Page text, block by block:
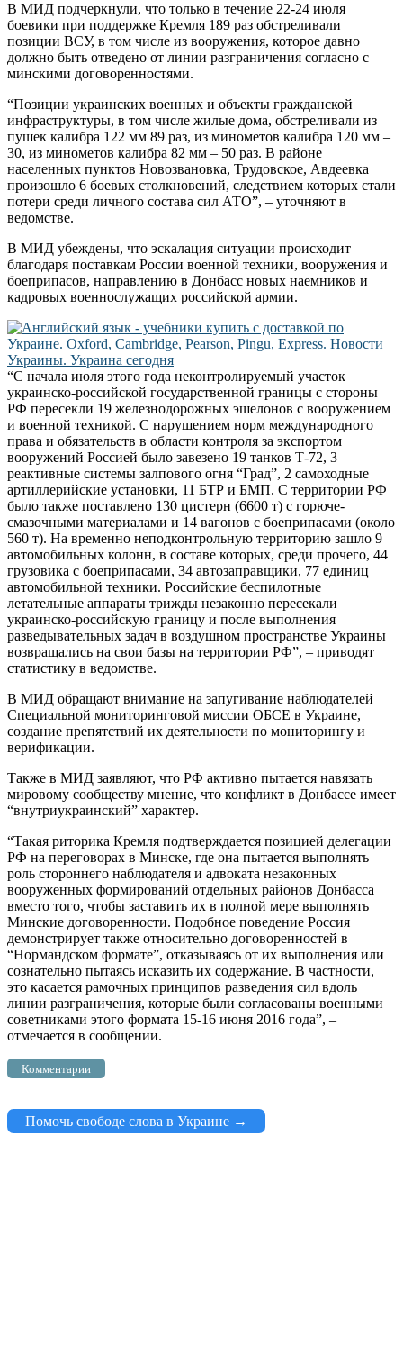
В МИД подчеркнули, что только в течение 22-24 июля
боевики при поддержке Кремля 189 раз обстреливали
позиции ВСУ, в том числе из вооружения, которое давно
должно быть отведено от линии разграничения согласно с
минскими договоренностями.
“Позиции украинских военных и объекты гражданской
инфраструктуры, в том числе жилые дома, обстреливали из
пушек калибра 122 мм 89 раз, из минометов калибра 120 мм –
30, из минометов калибра 82 мм – 50 раз. В районе
населенных пунктов Новозвановка, Трудовское, Авдеевка
произошло 6 боевых столкновений, следствием которых стали
потери среди личного состава сил АТО”, – уточняют в
ведомстве.
В МИД убеждены, что эскалация ситуации происходит
благодаря поставкам России военной техники, вооружения и
боеприпасов, направлению в Донбасс новых наемников и
кадровых военнослужащих российской армии.
“С начала июля этого года неконтролируемый участок
украинско-российской государственной границы с стороны
РФ пересекли 19 железнодорожных эшелонов с вооружением
и военной техникой. С нарушением норм международного
права и обязательств в области контроля за экспортом
вооружений Россией было завезено 19 танков Т-72, 3
реактивные системы залпового огня “Град”, 2 самоходные
артиллерийские установки, 11 БТР и БМП. С территории РФ
было также поставлено 130 цистерн (6600 т) с горюче-
смазочными материалами и 14 вагонов с боеприпасами (около
560 т). На временно неподконтрольную территорию зашло 9
автомобильных колонн, в составе которых, среди прочего, 44
грузовика с боеприпасами, 34 автозаправщики, 77 единиц
автомобильной техники. Российские беспилотные
летательные аппараты трижды незаконно пересекали
украинско-российскую границу и после выполнения
разведывательных задач в воздушном пространстве Украины
возвращались на свои базы на территории РФ”, – приводят
статистику в ведомстве.
В МИД обращают внимание на запугивание наблюдателей
Специальной мониторинговой миссии ОБСЕ в Украине,
создание препятствий их деятельности по мониторингу и
верификации.
Также в МИД заявляют, что РФ активно пытается навязать
мировому сообществу мнение, что конфликт в Донбассе имеет
“внутриукраинский” характер.
“Такая риторика Кремля подтверждается позицией делегации
РФ на переговорах в Минске, где она пытается выполнять
роль стороннего наблюдателя и адвоката незаконных
вооруженных формирований отдельных районов Донбасса
вместо того, чтобы заставить их в полной мере выполнять
Минские договоренности. Подобное поведение Россия
демонстрирует также относительно договоренностей в
“Нормандском формате”, отказываясь от их выполнения или
сознательно пытаясь исказить их содержание. В частности,
это касается рамочных принципов разведения сил вдоль
линии разграничения, которые были согласованы военными
советниками этого формата 15-16 июня 2016 года”, –
отмечается в сообщении.
Комментарии
Помочь свободе слова в Украине →